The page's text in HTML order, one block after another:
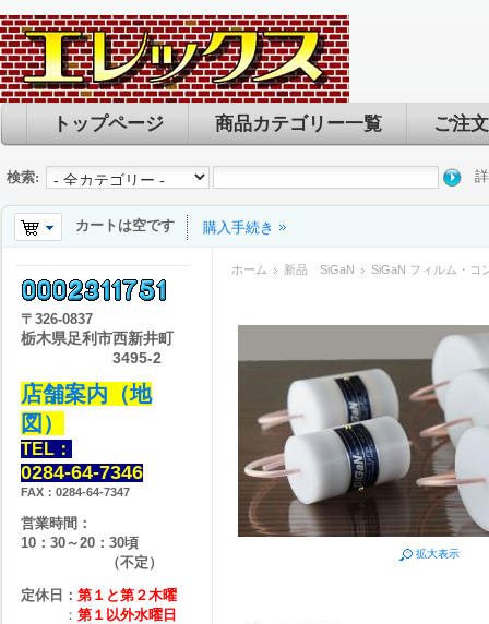
トップページ 商品カテゴリー一覧 ご注
検索:
カートは空です 購入手続き
ホーム 新品 SiGaN SiGaN フィルム・コ
拡大表示
〒 326-0837
栃木県足利市西新井町
3495-2
店舗案内（地
図）
TEL：
0284-64-7346
FAX：0284-64-7347
営業時間：
10：30～20：30頃
（不定）
定休日： 第１と第２木曜
： 第１以外水曜日